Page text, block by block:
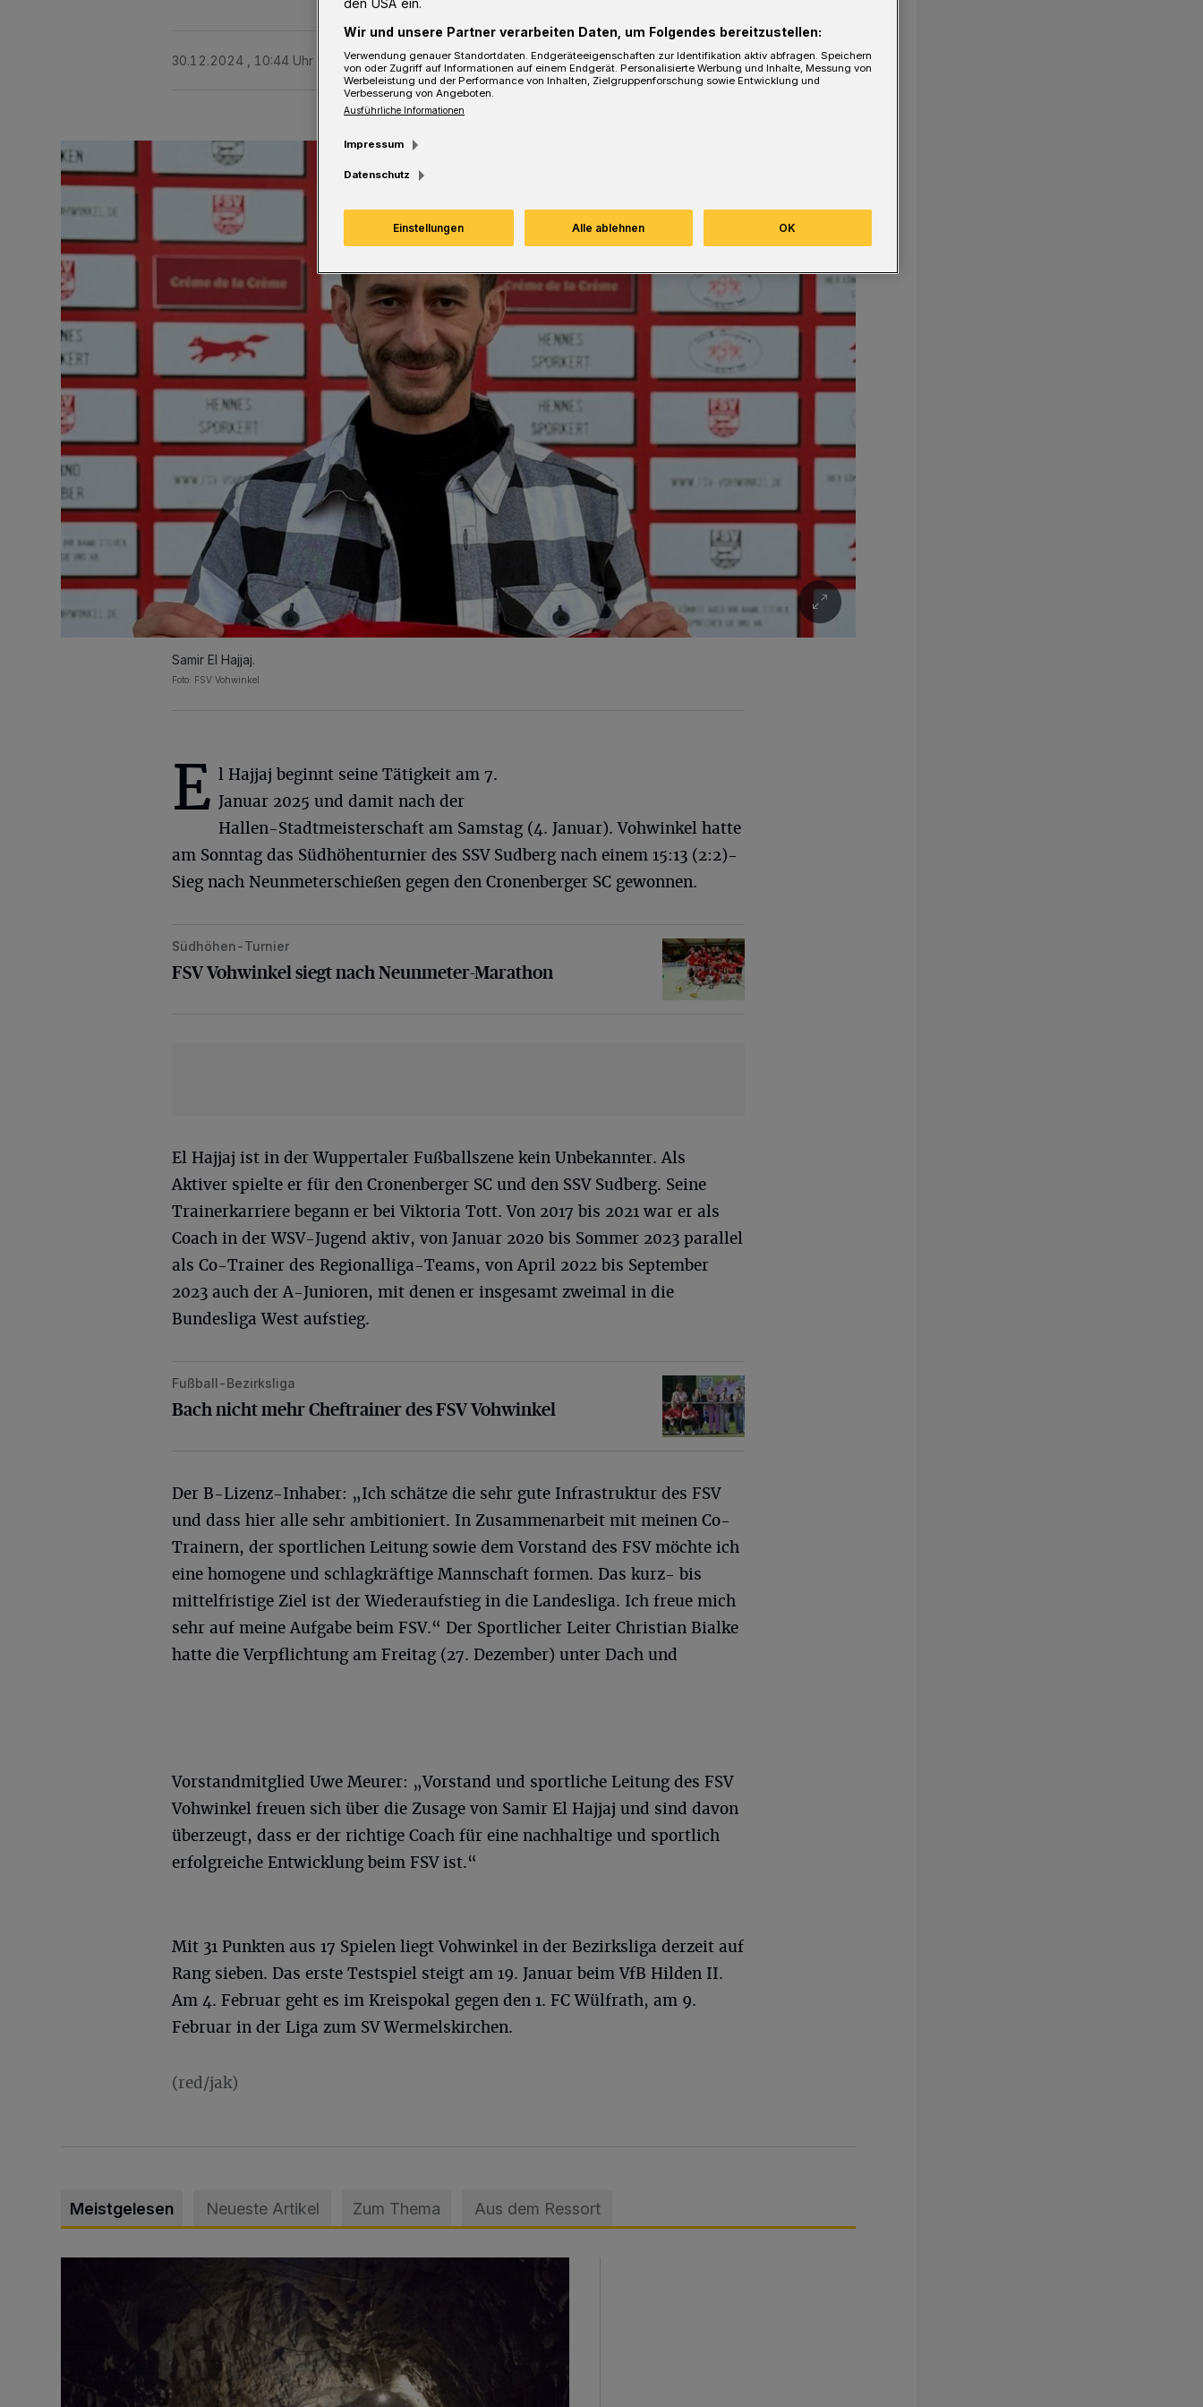
30.12.2024 , 10:44 Uhr 2 Minuten Lesezeit
Samir El Hajjaj.
Foto: FSV Vohwinkel
E l Hajjaj beginnt seine Tätigkeit am 7.
Januar 2025 und damit nach der
Hallen-Stadtmeisterschaft am Samstag (4. Januar). Vohwinkel hatte
am Sonntag das Südhöhenturnier des SSV Sudberg nach einem 15:13 (2:2)-
Sieg nach Neunmeterschießen gegen den Cronenberger SC gewonnen.
FSV Vohwinkel siegt nach Neunmeter-Marathon
Südhöhen-Turnier
FSV Vohwinkel siegt nach Neunmeter-Marathon
El Hajjaj ist in der Wuppertaler Fußballszene kein Unbekannter. Als
Aktiver spielte er für den Cronenberger SC und den SSV Sudberg. Seine
Trainerkarriere begann er bei Viktoria Tott. Von 2017 bis 2021 war er als
Coach in der WSV-Jugend aktiv, von Januar 2020 bis Sommer 2023 parallel
als Co-Trainer des Regionalliga-Teams, von April 2022 bis September
2023 auch der A-Junioren, mit denen er insgesamt zweimal in die
Bundesliga West aufstieg.
Bach nicht mehr Cheftrainer des FSV Vohwinkel
Fußball-Bezirksliga
Bach nicht mehr Cheftrainer des FSV Vohwinkel
Der B-Lizenz-Inhaber: „Ich schätze die sehr gute Infrastruktur des FSV
und dass hier alle sehr ambitioniert. In Zusammenarbeit mit meinen Co-
Trainern, der sportlichen Leitung sowie dem Vorstand des FSV möchte ich
eine homogene und schlagkräftige Mannschaft formen. Das kurz- bis
mittelfristige Ziel ist der Wiederaufstieg in die Landesliga. Ich freue mich
sehr auf meine Aufgabe beim FSV.“ Der Sportlicher Leiter Christian Bialke
hatte die Verpflichtung am Freitag (27. Dezember) unter Dach und
Vorstandmitglied Uwe Meurer: „Vorstand und sportliche Leitung des FSV
Vohwinkel freuen sich über die Zusage von Samir El Hajjaj und sind davon
überzeugt, dass er der richtige Coach für eine nachhaltige und sportlich
erfolgreiche Entwicklung beim FSV ist.“
Mit 31 Punkten aus 17 Spielen liegt Vohwinkel in der Bezirksliga derzeit auf
Rang sieben. Das erste Testspiel steigt am 19. Januar beim VfB Hilden II.
Am 4. Februar geht es im Kreispokal gegen den 1. FC Wülfrath, am 9.
Februar in der Liga zum SV Wermelskirchen.
(red/jak)
Meistgelesen Neueste Artikel Zum Thema Aus dem Ressort
den USA ein.
Wir und unsere Partner verarbeiten Daten, um Folgendes bereitzustellen:
Verwendung genauer Standortdaten. Endgeräteeigenschaften zur Identifikation aktiv abfragen. Speichern
von oder Zugriff auf Informationen auf einem Endgerät. Personalisierte Werbung und Inhalte, Messung von
Werbeleistung und der Performance von Inhalten, Zielgruppenforschung sowie Entwicklung und
Verbesserung von Angeboten.
Ausführliche Informationen
Impressum
Datenschutz
Einstellungen Alle ablehnen OK